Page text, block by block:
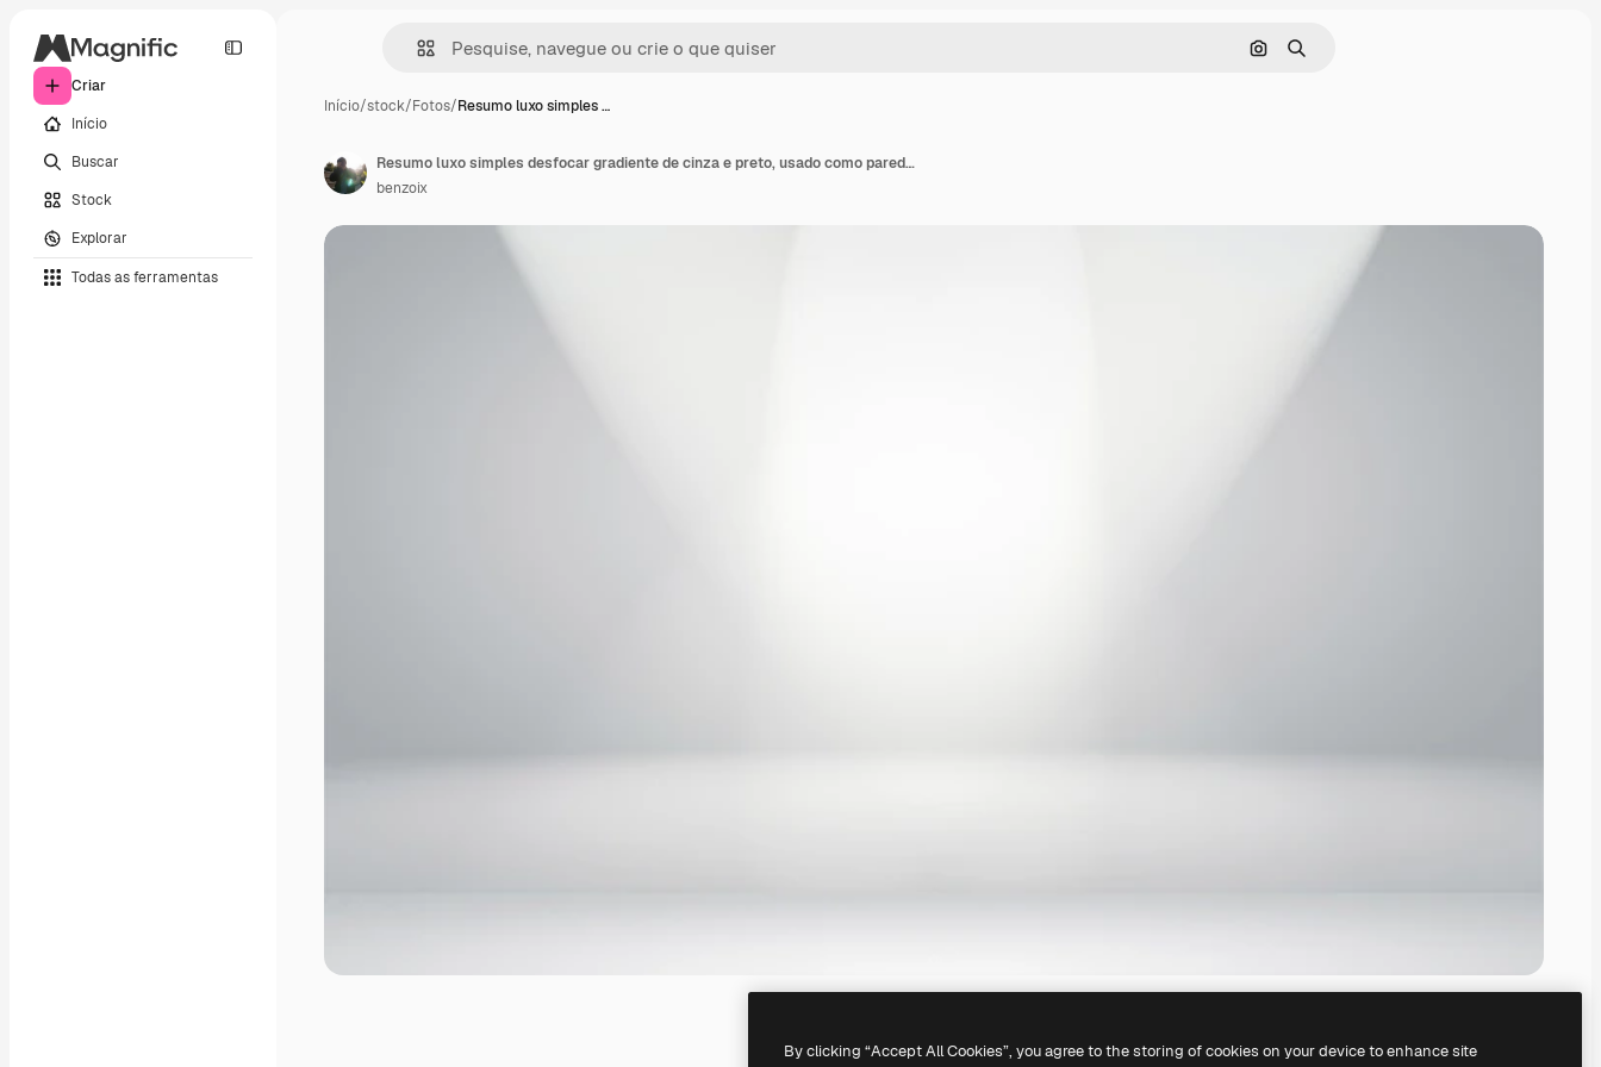
Criar
Início
Buscar
Stock
Explorar
Todas as ferramentas
Pesquisar por imagem
Buscar
Início/stock/Fotos/Resumo luxo simples …
Resumo luxo simples desfocar gradiente de cinza e preto, usado como parede de estúdio de fundo para exibir seus produtos.
benzoix
By clicking “Accept All Cookies”, you agree to the storing of cookies on your device to enhance site